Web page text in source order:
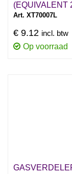
(EQUIVALENT
Art. XT70007L
€ 9.12 incl. btw
Op voorraad